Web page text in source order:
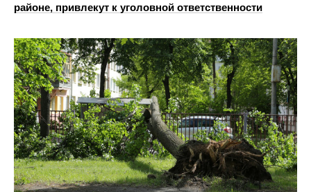
районе, привлекут к уголовной ответственности